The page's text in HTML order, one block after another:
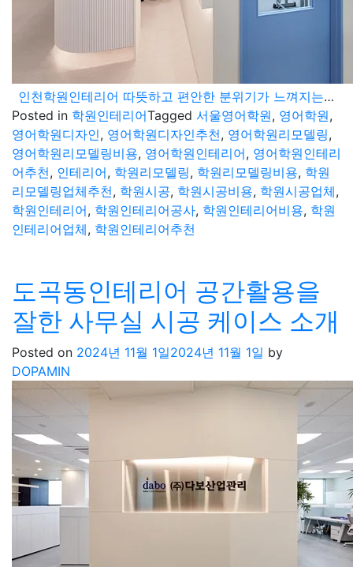
인천학원인테리어 따뜻하고 편안한 분위기가 느껴지는 영어학원 디자인
Posted in 학원인테리어Tagged 서울영어학원, 영어학원,
영어학원디자인, 영어학원디자인추천, 영어학원리모델링,
영어학원리모델링비용, 영어학원인테리어, 영어학원인테리
어추천, 인테리어, 학원리모델링, 학원리모델링비용, 학원
리모델링업체추천, 학원시공, 학원시공비용, 학원시공업체,
학원인테리어, 학원인테리어공사, 학원인테리어비용, 학원
인테리어업체, 학원인테리어추천
도곡동인테리어 공간활용을
잘한 사무실 시공 케이스 소개
Posted on 2024년 11월 1일2024년 11월 1일 by
DOPAMIN